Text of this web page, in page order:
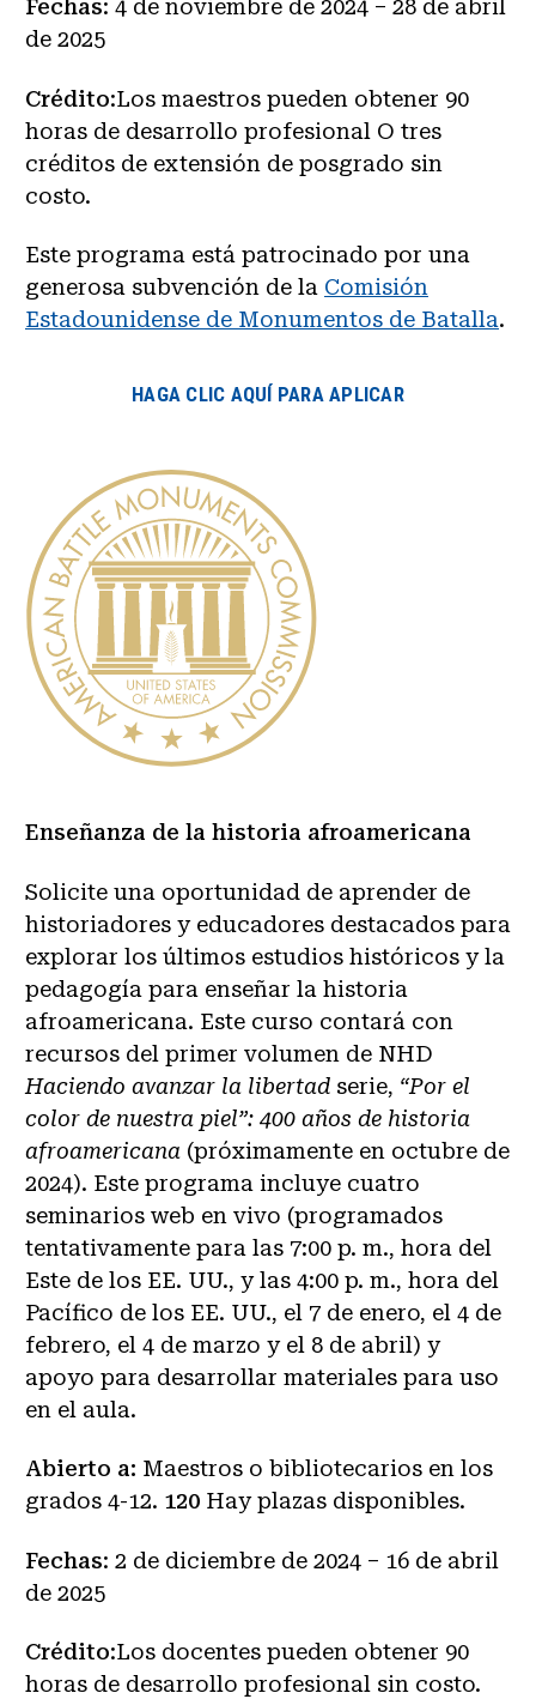
Fechas: 4 de noviembre de 2024 – 28 de abril
de 2025
Crédito:Los maestros pueden obtener 90
horas de desarrollo profesional O tres
créditos de extensión de posgrado sin
costo.
Este programa está patrocinado por una
generosa subvención de la Comisión
Estadounidense de Monumentos de Batalla.
HAGA CLIC AQUÍ PARA APLICAR
Enseñanza de la historia afroamericana
Solicite una oportunidad de aprender de
historiadores y educadores destacados para
explorar los últimos estudios históricos y la
pedagogía para enseñar la historia
afroamericana. Este curso contará con
recursos del primer volumen de NHD
Haciendo avanzar la libertad serie, “Por el
color de nuestra piel”: 400 años de historia
afroamericana (próximamente en octubre de
2024). Este programa incluye cuatro
seminarios web en vivo (programados
tentativamente para las 7:00 p. m., hora del
Este de los EE. UU., y las 4:00 p. m., hora del
Pacífico de los EE. UU., el 7 de enero, el 4 de
febrero, el 4 de marzo y el 8 de abril) y
apoyo para desarrollar materiales para uso
en el aula.
Abierto a: Maestros o bibliotecarios en los
grados 4-12. 120 Hay plazas disponibles.
Fechas: 2 de diciembre de 2024 – 16 de abril
de 2025
Crédito:Los docentes pueden obtener 90
horas de desarrollo profesional sin costo.